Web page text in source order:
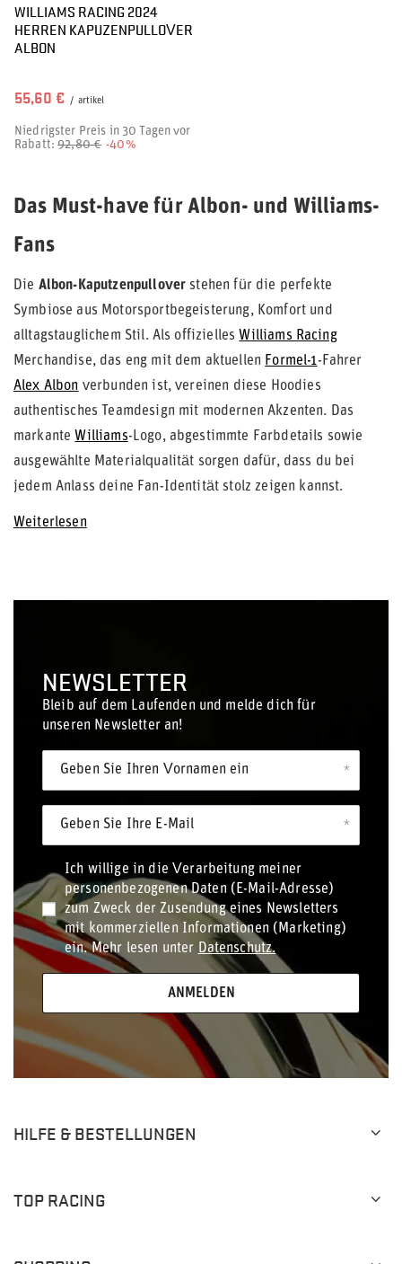
WILLIAMS RACING 2024
HERREN KAPUZENPULLOVER
ALBON
55,60 € / artikel
Niedrigster Preis in 30 Tagen vor
Rabatt:92,80 € -40%
Das Must-have für Albon- und Williams-
Fans
Die Albon-Kaputzenpullover stehen für die perfekte
Symbiose aus Motorsportbegeisterung, Komfort und
alltagstauglichem Stil. Als offizielles Williams Racing
Merchandise, das eng mit dem aktuellen Formel-1-Fahrer
Alex Albon verbunden ist, vereinen diese Hoodies
authentisches Teamdesign mit modernen Akzenten. Das
markante Williams-Logo, abgestimmte Farbdetails sowie
ausgewählte Materialqualität sorgen dafür, dass du bei
jedem Anlass deine Fan-Identität stolz zeigen kannst.
Weiterlesen
NEWSLETTER
Bleib auf dem Laufenden und melde dich für
unseren Newsletter an!
Geben Sie Ihren Vornamen ein
Geben Sie Ihre E-Mail
Ich willige in die Verarbeitung meiner
personenbezogenen Daten (E-Mail-Adresse)
zum Zweck der Zusendung eines Newsletters
mit kommerziellen Informationen (Marketing)
ein. Mehr lesen unter Datenschutz.
ANMELDEN
HILFE & BESTELLUNGEN
TOP RACING